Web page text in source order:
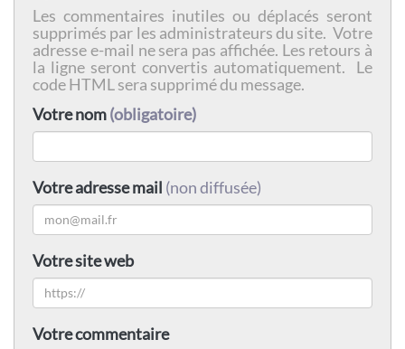
Les commentaires inutiles ou déplacés seront
supprimés par les administrateurs du site. Votre
adresse e-mail ne sera pas affichée. Les retours à
la ligne seront convertis automatiquement. Le
code HTML sera supprimé du message.
Votre nom(obligatoire)
Votre adresse mail (non diffusée)
Votre site web
Votre commentaire